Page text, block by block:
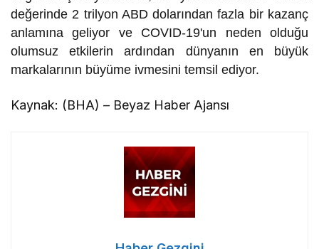
değerinde 2 trilyon ABD dolarından fazla bir kazanç
anlamına geliyor ve COVID-19'un neden olduğu
olumsuz etkilerin ardından dünyanın en büyük
markalarının büyüme ivmesini temsil ediyor.
Kaynak: (BHA) – Beyaz Haber Ajansı